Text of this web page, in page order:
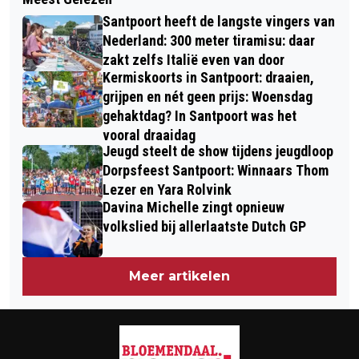
HAARLEMMERMEER GAAN SAMEN
OPLEIDEN
WANDEL GEZOND HAARLEM ROND
2023 IN KADER NATIONALE DIABETES
CHALLENGE
Santpoort heeft de langste vingers van
Nederland: 300 meter tiramisu: daar
zakt zelfs Italië even van door
Kermiskoorts in Santpoort: draaien,
grijpen en nét geen prijs: Woensdag
gehaktdag? In Santpoort was het
vooral draaidag
Jeugd steelt de show tijdens jeugdloop
Dorpsfeest Santpoort: Winnaars Thom
Lezer en Yara Rolvink
Davina Michelle zingt opnieuw
volkslied bij allerlaatste Dutch GP
Meer artikelen